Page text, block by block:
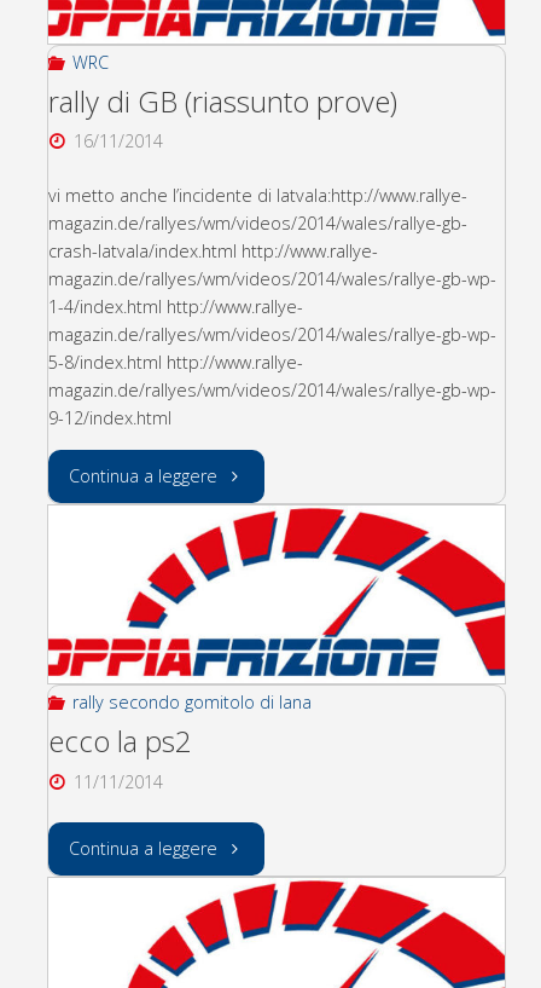
WRC
rally di GB (riassunto prove)
16/11/2014
vi metto anche l’incidente di latvala:http://www.rallye-
magazin.de/rallyes/wm/videos/2014/wales/rallye-gb-
crash-latvala/index.html http://www.rallye-
magazin.de/rallyes/wm/videos/2014/wales/rallye-gb-wp-
1-4/index.html http://www.rallye-
magazin.de/rallyes/wm/videos/2014/wales/rallye-gb-wp-
5-8/index.html http://www.rallye-
magazin.de/rallyes/wm/videos/2014/wales/rallye-gb-wp-
9-12/index.html
Continua a leggere "rally
di
GB
prove)"
rally secondo gomitolo di lana
ecco la ps2
11/11/2014
Continua a leggere "ecco
la
ps2"